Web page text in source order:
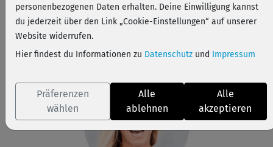
129 kcal
Stefanie Rohr
Matte
personenbezogenen Daten erhalten. Deine Einwilligung kannst
du jederzeit über den Link „Cookie-Einstellungen“ auf unserer
Website widerrufen.
Hier findest du Informationen zu Datenschutz und Impressum
Präferenzen
wählen
Alle
ablehnen
Alle
akzeptieren